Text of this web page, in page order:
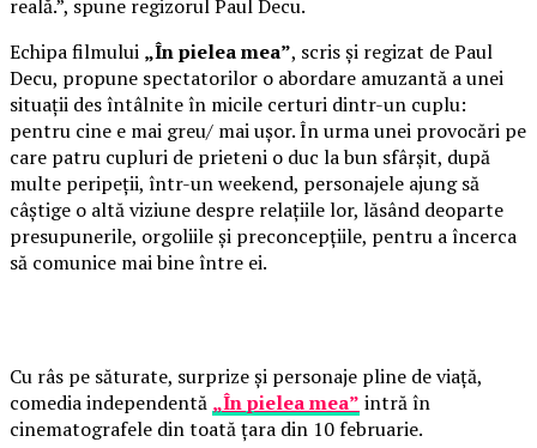
reală.”, spune regizorul Paul Decu.
Echipa filmului „În pielea mea”, scris și regizat de Paul
Decu, propune spectatorilor o abordare amuzantă a unei
situații des întâlnite în micile certuri dintr-un cuplu:
pentru cine e mai greu/ mai ușor. În urma unei provocări pe
care patru cupluri de prieteni o duc la bun sfârșit, după
multe peripeții, într-un weekend, personajele ajung să
câștige o altă viziune despre relațiile lor, lăsând deoparte
presupunerile, orgoliile și preconcepțiile, pentru a încerca
să comunice mai bine între ei.
Cu râs pe săturate, surprize și personaje pline de viață,
comedia independentă „În pielea mea” intră în
cinematografele din toată țara din 10 februarie.